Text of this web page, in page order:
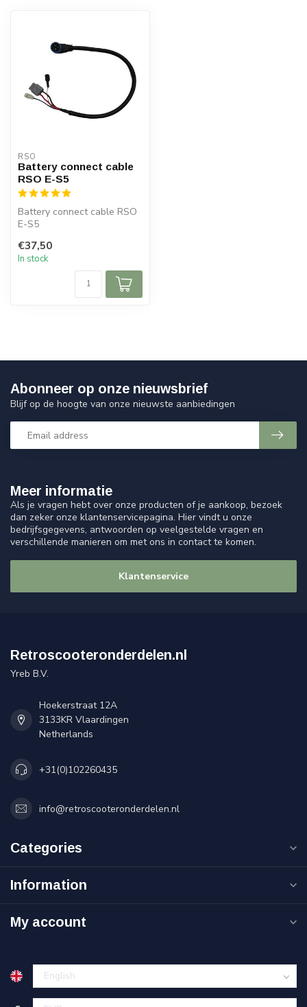
RSO
Battery connect cable
RSO E-S5
Battery connect cable RSO
E-S5
€37,50
In stock
Meer informatie
Als je vragen hebt over onze producten of je aankoop, bezoek
dan zeker onze klantenservicepagina. Hier vindt u onze
bedrijfsgegevens, antwoorden op veelgestelde vragen en
verschillende manieren om met ons in contact te komen.
Klantenservice
Abonneer op onze nieuwsbrief
Blijf op de hoogte van onze nieuwste aanbiedingen
Retroscooteronderdelen.nl
Yreb B.V.
Hoekerstraat 12A
3133KR Vlaardingen
Netherlands
+31(0)102260435
info@retroscooteronderdelen.nl
Categories
Information
My account